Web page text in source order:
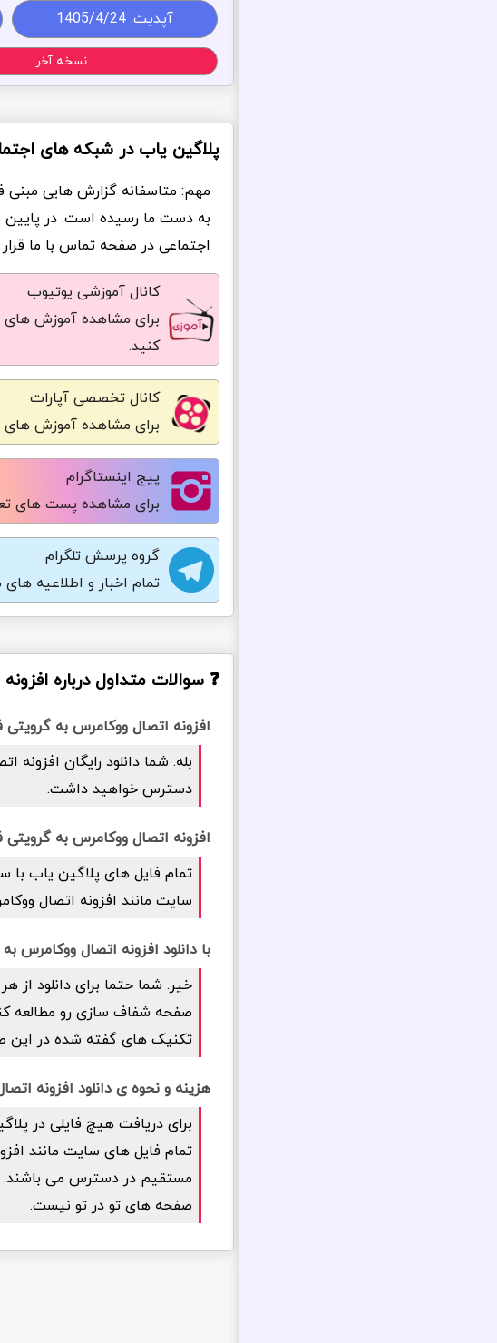
آپدیت: 1405/4/24
نسخه آخر
پلاگین یاب در شبکه های
مهم: متاسفانه گزارش هایی مبنی
به دست ما رسیده است. در
اجتماعی در صفحه تماس با ما قرار
کانال آموزشی یوتیوب
برای مشاهده آموزش های
کنید.
کانال تخصصی آپارات
برای مشاهده آموزش های
پیج اینستاگرام
برای مشاهده پست های
گروه پرسش تلگرام
تمام اخبار و اطلاعیه
❓ سوالات متداول درباره
افزونه اتصال ووکامرس به گرویتی
بله. شما دانلود رایگان
دسترس خواهید داشت.
افزونه اتصال ووکامرس به
تمام فایل های پلاگین یاب با
سایت مانند افزونه اتصال
با دانلود افزونه اتصال
خیر. شما حتما برای دانلود از
صفحه شفاف سازی رو مطالعه
تکنیک های گفته شده در این
هزینه و نحوه ی دانلود افزونه
برای دریافت هیچ فایلی در
تمام فایل های سایت مانند
مستقیم در دسترس می باشند.
صفحه های تو در تو نیست.